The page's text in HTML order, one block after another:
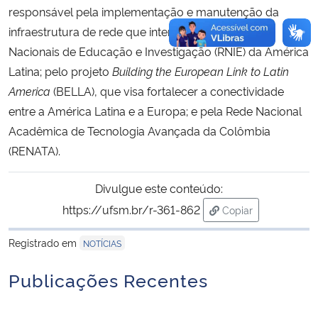
responsável pela implementação e manutenção da
infraestrutura de rede que interconecta as Redes
Nacionais de Educação e Investigação (RNIE) da América
Latina; pelo projeto Building the European Link to Latin
America (BELLA), que visa fortalecer a conectividade
entre a América Latina e a Europa; e pela Rede Nacional
Acadêmica de Tecnologia Avançada da Colômbia
(RENATA).
Divulgue este conteúdo:
https://ufsm.br/r-361-862
Copiar
para área de
Registrado em
NOTÍCIAS
Publicações Recentes